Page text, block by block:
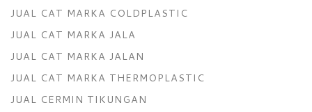
JUAL CAT MARKA COLDPLASTIC
JUAL CAT MARKA JALA
JUAL CAT MARKA JALAN
JUAL CAT MARKA THERMOPLASTIC
JUAL CERMIN TIKUNGAN